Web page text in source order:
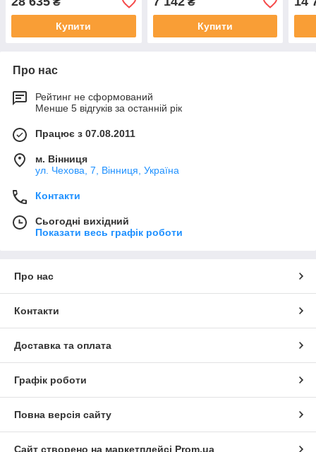
Купити Купити
Про нас
Рейтинг не сформований
Менше 5 відгуків за останній рік
Працює з 07.08.2011
м. Вінниця
ул. Чехова, 7, Вінниця, Україна
Контакти
Сьогодні вихідний
Показати весь графік роботи
Про нас
Контакти
Доставка та оплата
Графік роботи
Повна версія сайту
Сайт створено на маркетплейсі Prom.ua